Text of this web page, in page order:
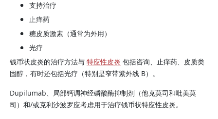
支持治疗
止痒药
糖皮质激素（通常为外用）
光疗
钱币状皮炎的治疗方法与 特应性皮炎 包括咨询、止痒药、皮质类
固醇，有时还包括光疗（特别是窄带紫外线 B）。
Dupilumab、局部钙调神经磷酸酶抑制剂（他克莫司和吡美莫
司）和/或克利沙波罗应考虑用于治疗钱币状特应性皮炎。